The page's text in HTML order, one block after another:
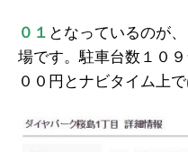
０１ となっているのが
場です。駐車台数１０
００円とナビタイム上